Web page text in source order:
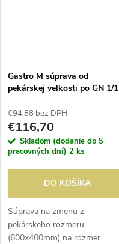
Gastro M súprava od
pekárskej veľkosti po GN 1/1
€94,88 bez DPH
€116,70
Skladom (dodanie do 5
pracovných dní) 2 ks
DO KOŠÍKA
Súprava na zmenu z
pekárskeho rozmeru
(600x400mm) na rozmer